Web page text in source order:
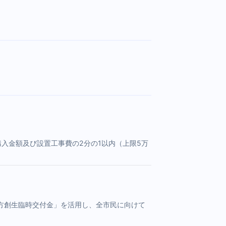
金額及び設置工事費の2分の1以内（上限5万
生臨時交付金」を活用し、全市民に向けて